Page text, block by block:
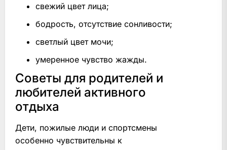
свежий цвет лица;
бодрость, отсутствие сонливости;
светлый цвет мочи;
умеренное чувство жажды.
Советы для родителей и
любителей активного
отдыха
Дети, пожилые люди и спортсмены
особенно чувствительны к